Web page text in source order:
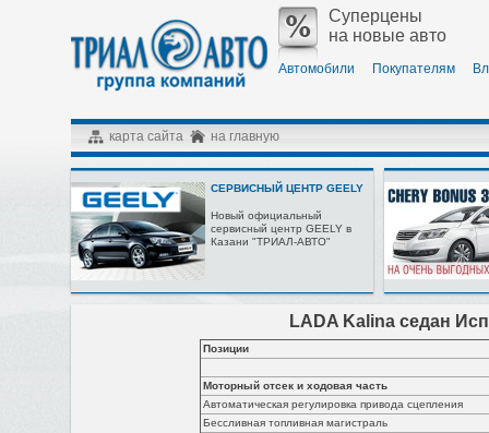
Суперцены
на новые авто
Автомобили Покупателям
карта сайта на главную
СЕРВИСНЫЙ ЦЕНТР GEELY
Новый официальный
сервисный центр GEELY в
Казани "ТРИАЛ-АВТО"
LADA Kalina седан
Позиции
Моторный отсек и ходовая часть
Автоматическая регулировка привода сцепления
Бессливная топливная магистраль